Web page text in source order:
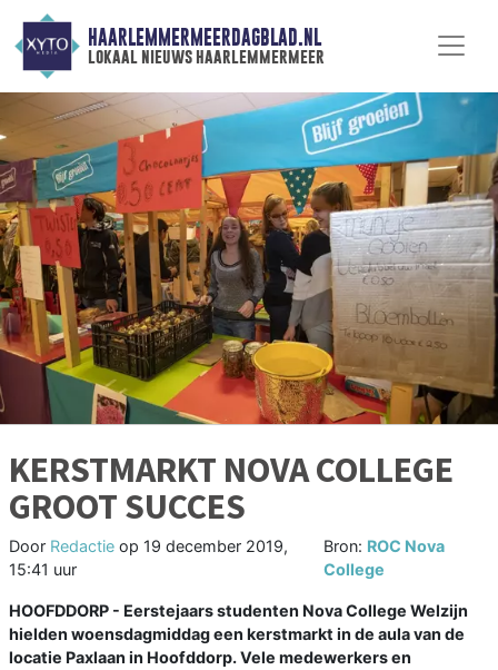
HAARLEMMERMEERDAGBLAD.NL
lokaal nieuws haarlemmermeer
KERSTMARKT NOVA COLLEGE
GROOT SUCCES
Door Redactie op 19 december 2019,
15:41 uur
Bron: ROC Nova
College
HOOFDDORP - Eerstejaars studenten Nova College Welzijn
hielden woensdagmiddag een kerstmarkt in de aula van de
locatie Paxlaan in Hoofddorp. Vele medewerkers en